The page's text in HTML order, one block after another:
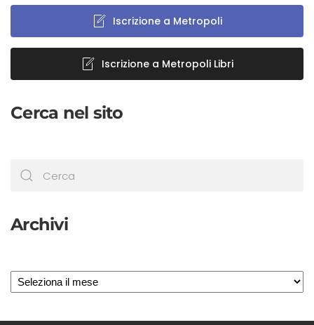
Iscrizione a Metropoli
Iscrizione a Metropoli Libri
Cerca nel sito
Archivi
Archivi